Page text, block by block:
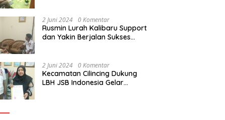
Diadakan LBH JSB Indonesia
2 Juni 2024 0 Komentar
Rusmin Lurah Kalibaru Support
dan Yakin Berjalan Sukses
Taruna di Jakarta Utara
2 Juni 2024 0 Komentar
Kecamatan Cilincing Dukung
LBH JSB Indonesia Gelar